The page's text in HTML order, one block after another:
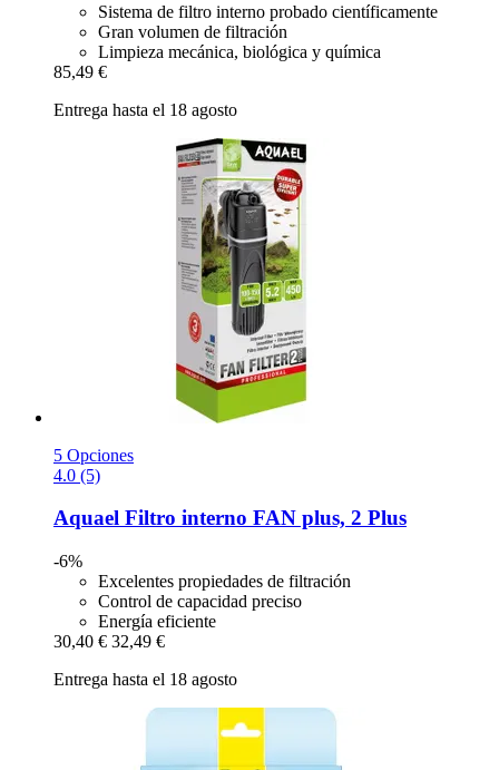
Sistema de filtro interno probado científicamente
Gran volumen de filtración
Limpieza mecánica, biológica y química
85,49 €
Entrega hasta el 18 agosto
5 Opciones
4.0 (5)
Aquael Filtro interno FAN plus, 2 Plus
-6%
Excelentes propiedades de filtración
Control de capacidad preciso
Energía eficiente
30,40 € 32,49 €
Entrega hasta el 18 agosto